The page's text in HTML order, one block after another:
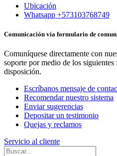
Ubicación
Whatsapp +573103768749
Comunicación vía formulario de
Comuníquese directamente con
soporte por medio de los
disposición.
Escríbanos mensaje de
Recomendar nuestro sistema
Enviar sugerencias
Depositar un testimonio
Quejas y reclamos
Servicio al cliente